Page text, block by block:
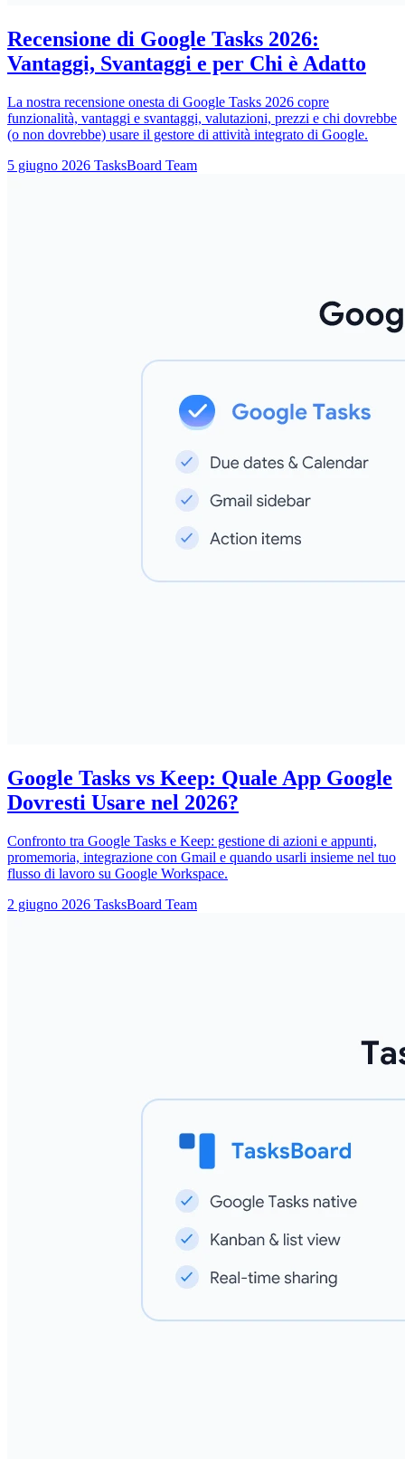
Recensione di Google Tasks 2026:
Vantaggi, Svantaggi e per Chi è Adatto
La nostra recensione onesta di Google Tasks 2026 copre
funzionalità, vantaggi e svantaggi, valutazioni, prezzi e chi dovrebbe
(o non dovrebbe) usare il gestore di attività integrato di Google.
5 giugno 2026 TasksBoard Team
Google Tasks vs Keep: Quale App Google
Dovresti Usare nel 2026?
Confronto tra Google Tasks e Keep: gestione di azioni e appunti,
promemoria, integrazione con Gmail e quando usarli insieme nel tuo
flusso di lavoro su Google Workspace.
2 giugno 2026 TasksBoard Team